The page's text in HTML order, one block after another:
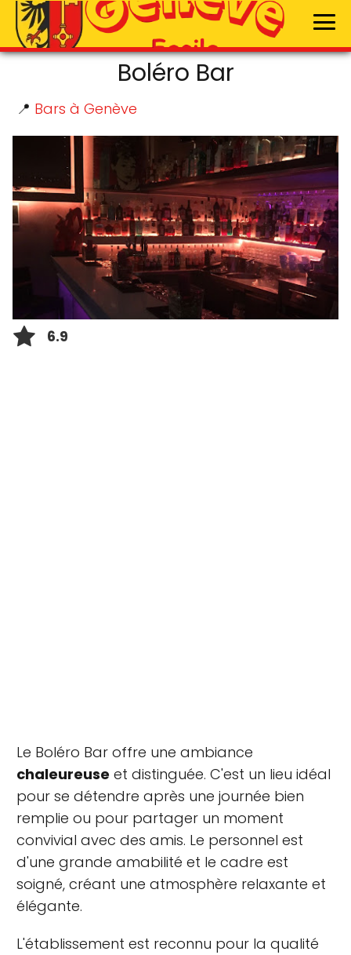
Boléro Bar
📍 Bars à Genève
6.9
Le Boléro Bar offre une ambiance
chaleureuse et distinguée. C'est un lieu idéal
pour se détendre après une journée bien
remplie ou pour partager un moment
convivial avec des amis. Le personnel est
d'une grande amabilité et le cadre est
soigné, créant une atmosphère relaxante et
élégante.
L'établissement est reconnu pour la qualité